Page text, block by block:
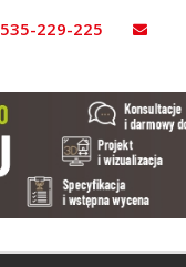
535-229-225